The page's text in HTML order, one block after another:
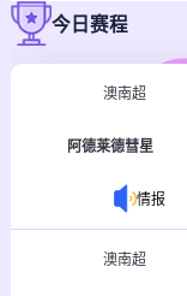
今日赛程
澳南超
阿德莱德彗星
情报
澳南超